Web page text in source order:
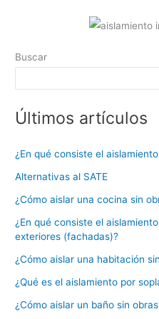
o
k
Buscar
Últimos artículos
¿En qué consiste el
Alternativas al SATE
¿Cómo aislar una cocina sin
¿En qué consiste el
exteriores (fachadas)?
¿Cómo aislar una habitación
¿Qué es el aislamiento por
¿Cómo aislar un baño sin